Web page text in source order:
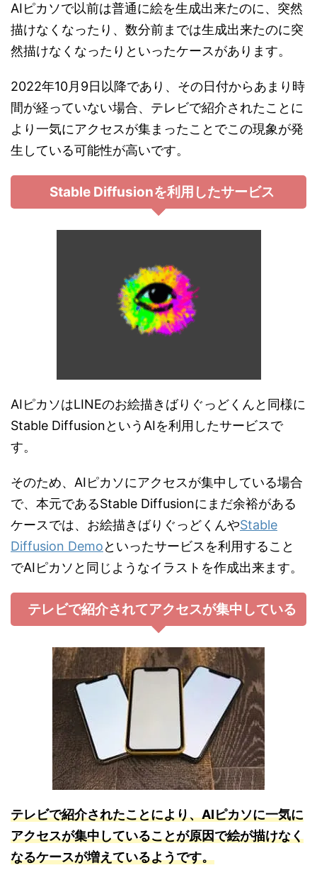
AIピカソで以前は普通に絵を生成出来たのに、突然
描けなくなったり、数分前までは生成出来たのに突
然描けなくなったりといったケースがあります。
2022年10月9日以降であり、その日付からあまり時
間が経っていない場合、テレビで紹介されたことに
より一気にアクセスが集まったことでこの現象が発
生している可能性が高いです。
Stable Diffusionを利用したサービス
AIピカソはLINEのお絵描きばりぐっどくんと同様に
Stable DiffusionというAIを利用したサービスで
す。
そのため、AIピカソにアクセスが集中している場合
で、本元であるStable Diffusionにまだ余裕がある
ケースでは、お絵描きばりぐっどくんやStable
Diffusion Demoといったサービスを利用すること
でAIピカソと同じようなイラストを作成出来ます。
テレビで紹介されてアクセスが集中している
テレビで紹介されたことにより、AIピカソに一気に
アクセスが集中していることが原因で絵が描けなく
なるケースが増えているようです。